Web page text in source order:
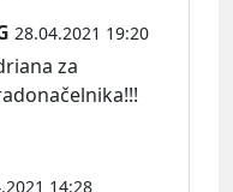
28.04.2021 19:20
za
14:28